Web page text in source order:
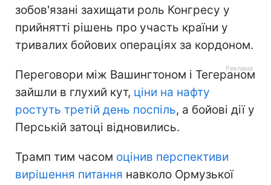
зобов'язані захищати роль Конгресу у
прийнятті рішень про участь країни у
тривалих бойових операціях за кордоном.
Переговори між Вашингтоном і Тегераном
зайшли в глухий кут, ціни на нафту
ростуть третій день поспіль, а бойові дії у
Перській затоці відновились.
Трамп тим часом оцінив перспективи
вирішення питання навколо Ормузької